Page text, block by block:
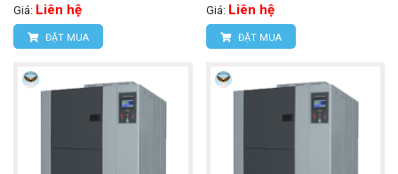
Giá: Liên hệ
ĐẶT MUA
Giá: Liên hệ
ĐẶT MUA